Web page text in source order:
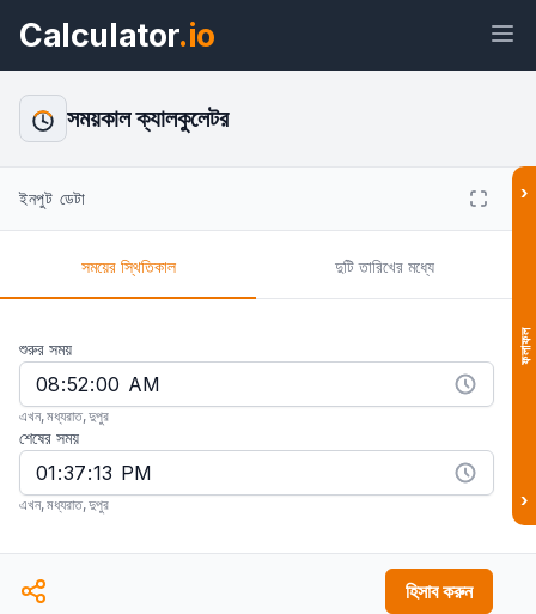
Calculator.io
উইজেট
সময়কাল ক্যালকুলেটর
ইনপুট ডেটা
সময়ের স্থিতিকাল দুটি তারিখের মধ্যে
শুরুর সময়
এখন,মধ্যরাত,দুপুর
শেষের সময়
এখন,মধ্যরাত,দুপুর
হিসাব করুন
›
ফলাফল
›